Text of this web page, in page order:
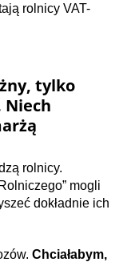
rolnicy VAT-
tylko
Niech
rolnicy.
mogli
dokładnie ich
Chciałabym,